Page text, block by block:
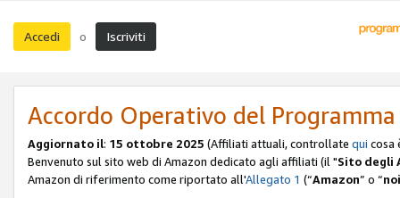
Accedi o Iscriviti
Accordo Operativo del
Aggiornato il: 15 ottobre 2025 (Affiliati attuali, controllate qui cosa
Benvenuto sul sito web di Amazon dedicato agli affiliati (il "Sito degli
Amazon di riferimento come riportato all'Allegato 1 (“Amazon” o “noi